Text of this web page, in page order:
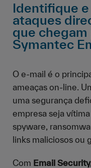
Identifique
ataques
que chegam
Symantec
O e-mail é o
ameaças on-line.
uma segurança
empresa seja
spyware,
links maliciosos ou
Com Email